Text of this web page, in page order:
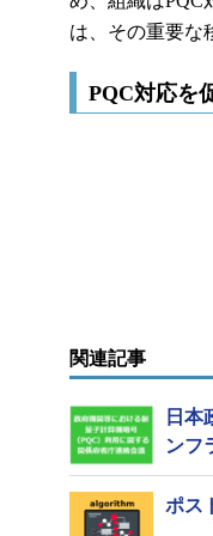
は、その重要な
PQC対応を
関連記事
日本
ンフ
ポス